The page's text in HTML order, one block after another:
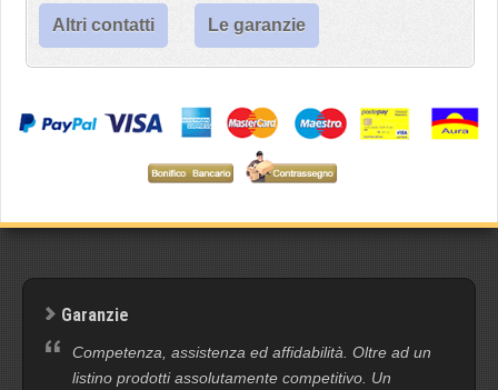
Altri contatti Le garanzie
Garanzie
Competenza, assistenza ed affidabilità. Oltre ad un
listino prodotti assolutamente competitivo. Un